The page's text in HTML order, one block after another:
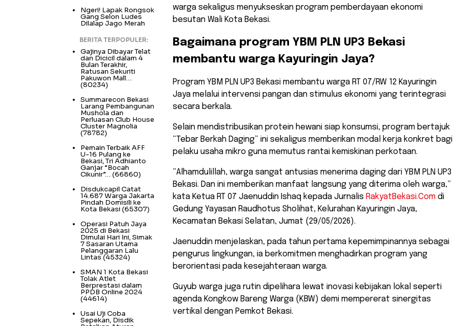
warga sekaligus menyukseskan program pemberdayaan ekonomi
besutan Wali Kota Bekasi.
​Bagaimana program YBM PLN UP3 Bekasi
membantu warga Kayuringin Jaya?
​Program YBM PLN UP3 Bekasi membantu warga RT 07/RW 12 Kayuringin
Jaya melalui intervensi pangan dan stimulus ekonomi yang terintegrasi
secara berkala.
Selain mendistribusikan protein hewani siap konsumsi, program bertajuk
“Tebar Berkah Daging” ini sekaligus memberikan modal kerja konkret bagi
pelaku usaha mikro guna memutus rantai kemiskinan perkotaan.
​”Alhamdulillah, warga sangat antusias menerima daging dari YBM PLN UP3
Bekasi. Dan ini memberikan manfaat langsung yang diterima oleh warga,”
kata Ketua RT 07 Jaenuddin Ishaq kepada Jurnalis RakyatBekasi.Com di
Gedung Yayasan Raudhotus Sholihat, Kelurahan Kayuringin Jaya,
Kecamatan Bekasi Selatan, Jumat (29/05/2026).
​Jaenuddin menjelaskan, pada tahun pertama kepemimpinannya sebagai
pengurus lingkungan, ia berkomitmen menghadirkan program yang
berorientasi pada kesejahteraan warga.
Guyub warga juga rutin dipelihara lewat inovasi kebijakan lokal seperti
agenda Kongkow Bareng Warga (KBW) demi mempererat sinergitas
vertikal dengan Pemkot Bekasi.
Ngeri! Lapak Rongsok
Gang Selon Ludes
Dilalap Jago Merah
BERITA TERPOPULER:
Gajinya Dibayar Telat
dan Dicicil dalam 4
Bulan Terakhir,
Ratusan Sekuriti
Pakuwon Mall…
(80234)
Summarecon Bekasi
Larang Pembangunan
Mushola dan
Perluasan Club House
Cluster Magnolia
(78782)
Pemain Terbaik AFF
U-16 Pulang ke
Bekasi, Tri Adhianto
Ganjar “Bocah
Cikunir”… (66860)
Disdukcapil Catat
14.687 Warga Jakarta
Pindah Domisili ke
Kota Bekasi (65307)
Operasi Patuh Jaya
2025 di Bekasi
Dimulai Hari Ini, Simak
7 Sasaran Utama
Pelanggaran Lalu
Lintas(45324)
SMAN 1 Kota Bekasi
Tolak Atlet
Berprestasi dalam
PPDB Online 2024
(44614)
Usai Uji Coba
Sepekan, Disdik